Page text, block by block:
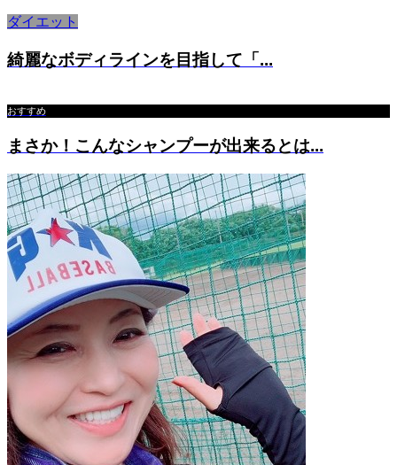
ダイエット
綺麗なボディラインを目指して「...
おすすめ
まさか！こんなシャンプーが出来るとは...